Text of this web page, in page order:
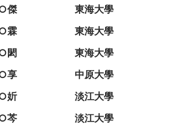
傑 東海大學
霖 東海大學
閎 東海大學
享 中原大學
妡 淡江大學
芩 淡江大學